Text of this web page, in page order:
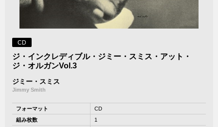
CD
ジ・インクレディブル・ジミー・スミス・アット・
ジ・オルガンVol.3
ジミー・スミス
Jimmy Smith
フォーマット
CD
組み枚数
1